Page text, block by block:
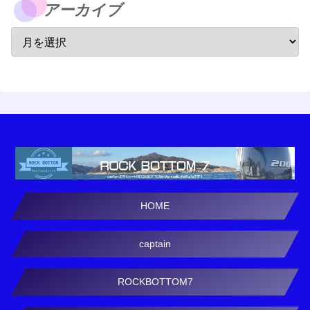
アーカイブ
HOME
captain
ROCKBOTTOM7